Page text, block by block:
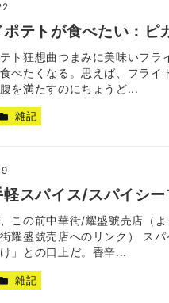
ポテトが食べたい：ピ
ト狂想曲つまみに美味いフ
食べたくなる。思えば、フラ
を満たすのにちょうど...
雑記
軽スパイス/スパイシ
この前中華街/耀盛號売店（
街耀盛號売店へのリンク） ス
」との口上だ。香辛...
雑記